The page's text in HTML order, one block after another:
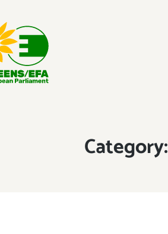
Category: